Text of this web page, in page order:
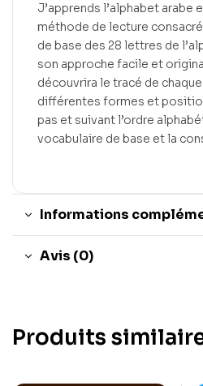
J’apprends l’alphabet arabe
méthode de lecture
de base des 28 lettres de
son approche facile et
découvrira le tracé de
différentes formes et
pas et suivant l’ordre
vocabulaire de base et la
Informations
Avis (0)
Produits